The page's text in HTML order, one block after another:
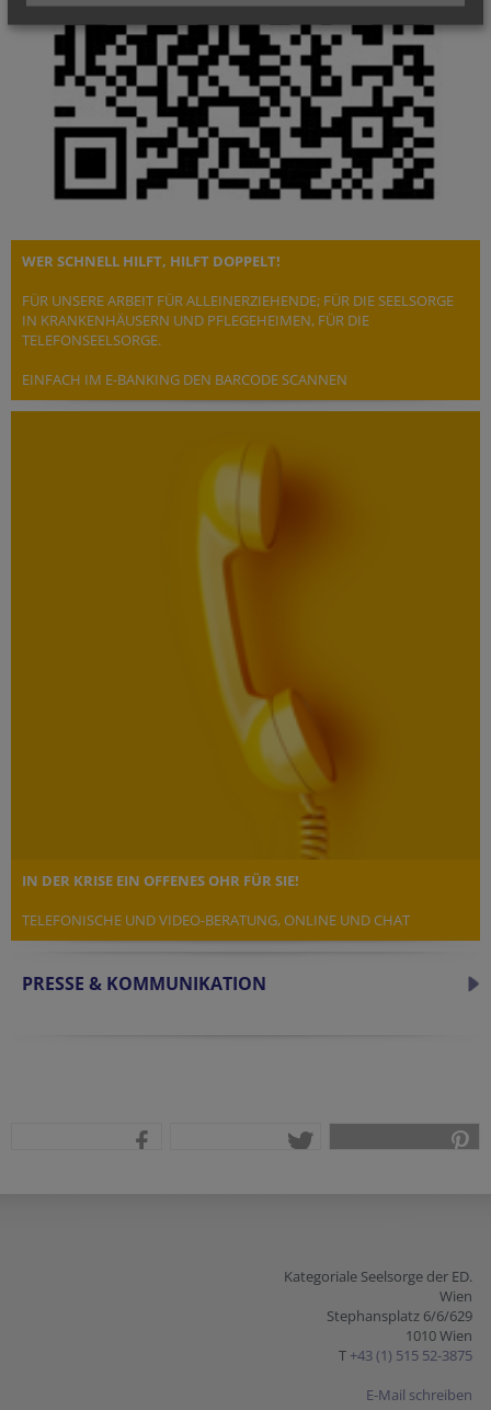
WER SCHNELL HILFT, HILFT DOPPELT!
FÜR UNSERE ARBEIT FÜR ALLEINERZIEHENDE; FÜR DIE SEELSORGE
IN KRANKENHÄUSERN UND PFLEGEHEIMEN, FÜR DIE
TELEFONSEELSORGE.
EINFACH IM E-BANKING DEN BARCODE SCANNEN
IN DER KRISE EIN OFFENES OHR FÜR SIE!
TELEFONISCHE UND VIDEO-BERATUNG, ONLINE UND CHAT
PRESSE & KOMMUNIKATION
Kategoriale Seelsorge der ED.
Wien
Stephansplatz 6/6/629
1010 Wien
T +43 (1) 515 52-3875
E-Mail schreiben